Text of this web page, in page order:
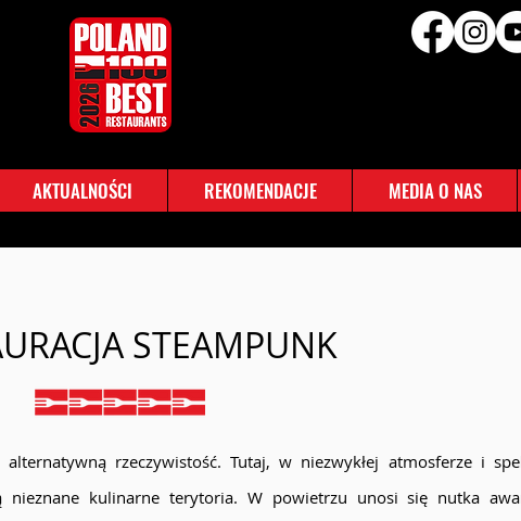
AKTUALNOŚCI REKOMENDACJE MEDIA O NAS
STEAMPUNK
rzeczywistość. Tutaj, w niezwykłej atmosferze i
nieznane kulinarne terytoria. W powietrzu unosi się nutka